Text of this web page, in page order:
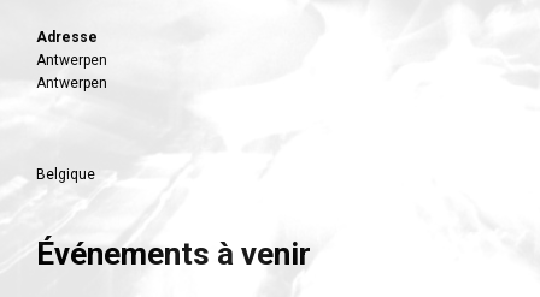
Adresse
Antwerpen
Antwerpen
Belgique
Événements à venir